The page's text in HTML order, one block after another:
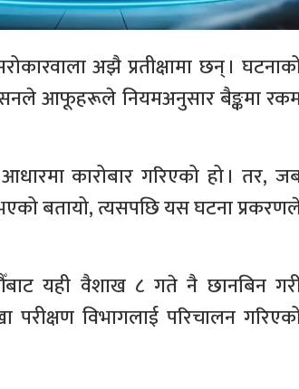
अझै प्रतीक्षामा छन् ।
आफूहरूले नियमअनुसार बैङ्कमा
कारोबार गरिएको हो । तर,
बतायो, त्यसपछि यस घटना
यही वैशाख ८ गते नै छानबिन
परीक्षण विभागलाई परिचालन